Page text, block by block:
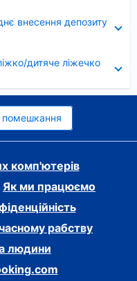
внесення депозиту
дитяче ліжечко
помешкання
комп'ютерів
Як ми працюємо
рабству
людини